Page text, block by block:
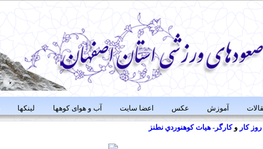
آموزش عکس اعضا سایت آب و هوای کوهها لینکها
روز کار وکارگر- هيات كوهنوردي نطنز